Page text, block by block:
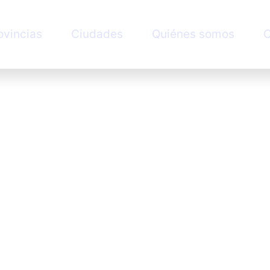
Ciudades Quiénes somos